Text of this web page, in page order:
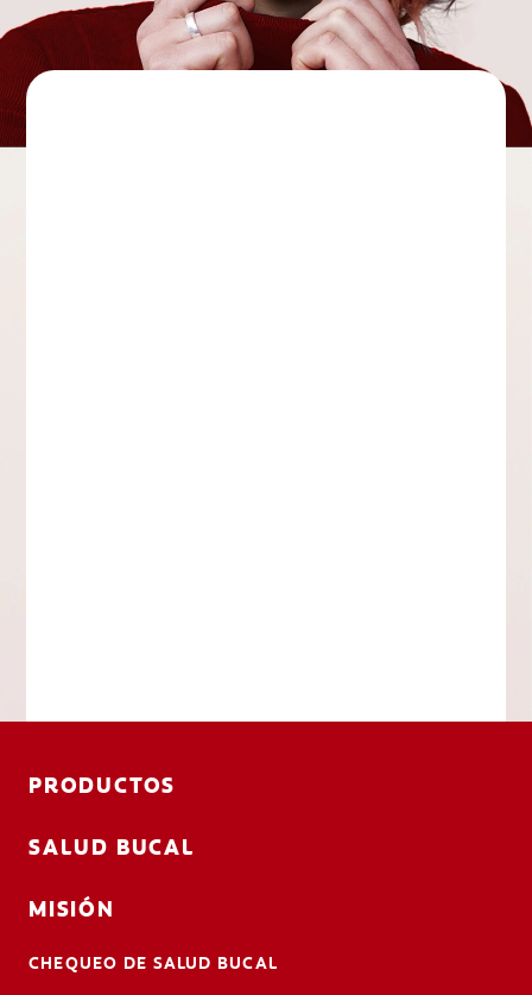
PRODUCTOS
SALUD BUCAL
MISIÓN
CHEQUEO DE SALUD BUCAL